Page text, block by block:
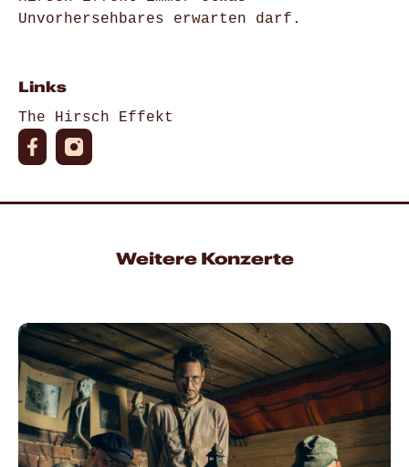
Unvorhersehbares erwarten darf.
Links
The Hirsch Effekt
Weitere Konzerte